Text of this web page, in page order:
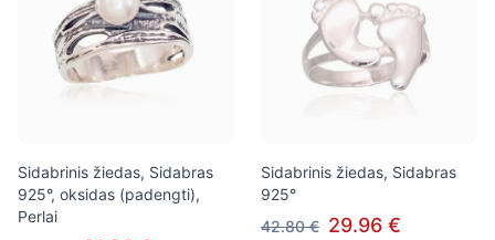
Sidabrinis žiedas, Sidabras
925°, oksidas (padengti),
Perlai
Sidabrinis žiedas, Sidabras
925°
42.80 € 29.96 €